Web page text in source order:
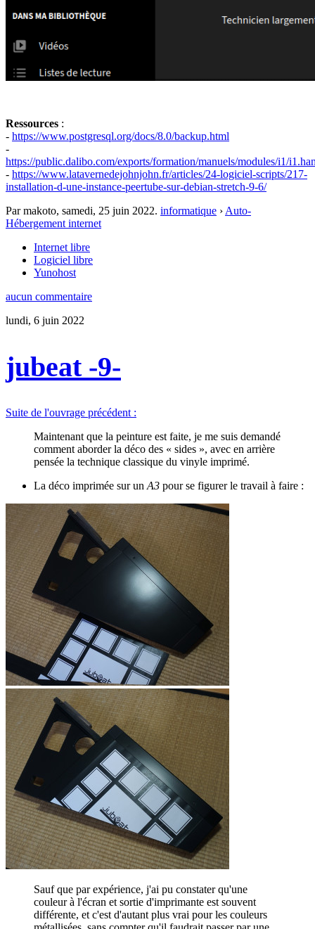
Ressources :
- https://www.postgresql.org/docs/8.0/backup.html
-
https://public.dalibo.com/exports/formation/manuels/modules/i1/
- https://www.latavernedejohnjohn.fr/articles/24-logiciel-scripts/217-
installation-d-une-instance-peertube-sur-debian-stretch-9-6/
Par makoto, samedi, 25 juin 2022. informatique › Auto-
Hébergement internet
Internet libre
Logiciel libre
Yunohost
aucun commentaire
lundi, 6 juin 2022
jubeat -9-
Suite de l'ouvrage précédent :
Maintenant que la peinture est faite, je me suis demandé
comment aborder la déco des « sides », avec en arrière
pensée la technique classique du vinyle imprimé.
La déco imprimée sur unA3 pour se figurer le travail à faire :
Sauf que par expérience, j'ai pu constater qu'une
couleur à l'écran et sortie d'imprimante est souvent
différente, et c'est d'autant plus vrai pour les couleurs